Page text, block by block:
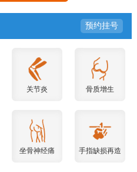
预约挂号
关节炎 骨质增生
坐骨神经痛 手指缺损再造